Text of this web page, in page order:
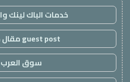
خدمات الباك لينك
guest post مقال ضيف
سوق العرب